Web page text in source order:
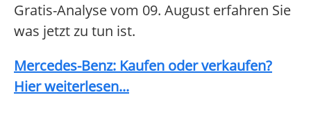
Gratis-Analyse vom 09. August erfahren Sie
was jetzt zu tun ist.
Mercedes-Benz: Kaufen oder verkaufen?
Hier weiterlesen...